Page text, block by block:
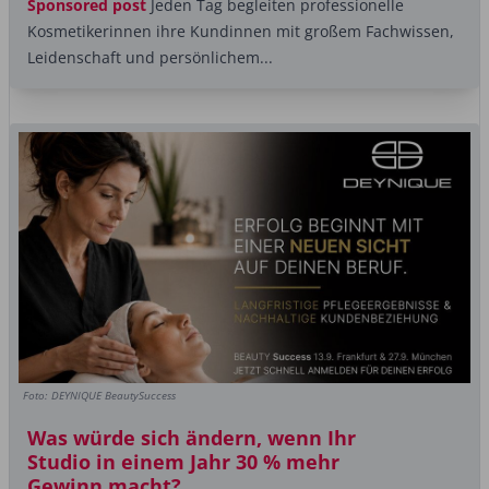
Sponsored post Jeden Tag begleiten professionelle
Kosmetikerinnen ihre Kundinnen mit großem Fachwissen,
Leidenschaft und persönlichem...
Foto: DEYNIQUE BeautySuccess
Was würde sich ändern, wenn Ihr
Studio in einem Jahr 30 % mehr